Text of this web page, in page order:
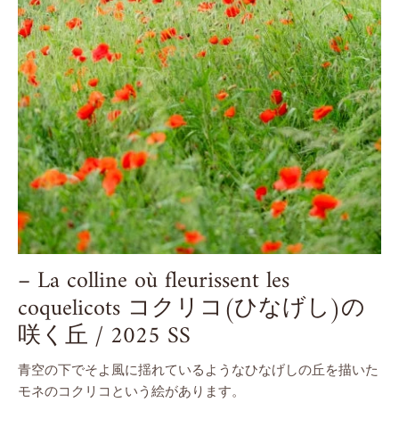
– La colline où fleurissent les
coquelicots コクリコ(ひなげし)の
咲く丘 / 2025 SS
青空の下でそよ風に揺れているようなひなげしの丘を描いた
モネのコクリコという絵があります。